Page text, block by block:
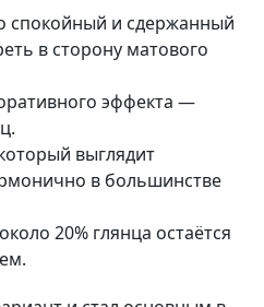
спокойный и сдержанный
в сторону матового
эффекта —
выглядит
в большинстве
20% глянца остаётся